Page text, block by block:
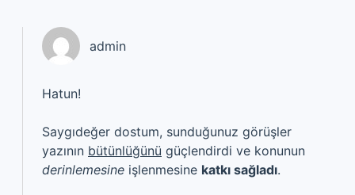
admin
Hatun!
Saygıdeğer dostum, sunduğunuz görüşler
yazının bütünlüğünü güçlendirdi ve konunun
derinlemesine işlenmesine katkı sağladı.